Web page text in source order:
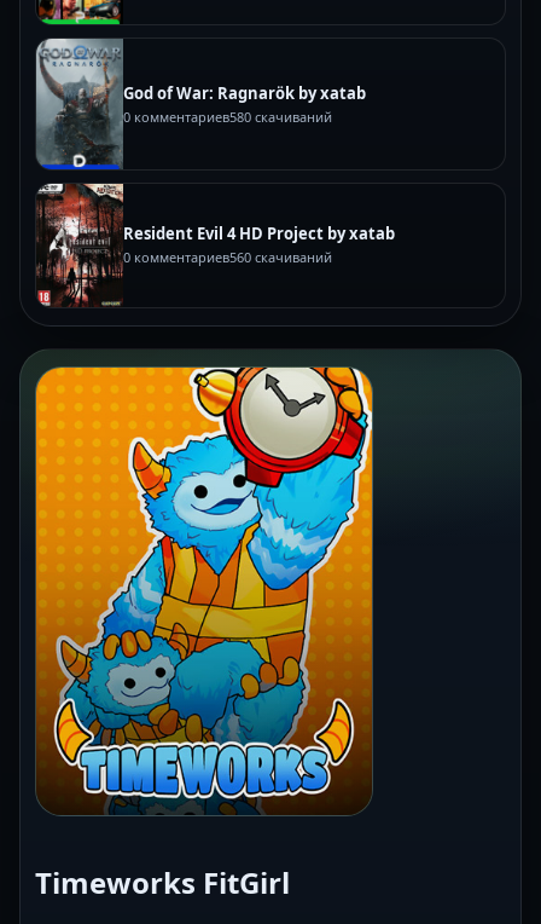
God of War: Ragnarök by xatab
0 комментариев580 скачиваний
Resident Evil 4 HD Project by xatab
0 комментариев560 скачиваний
Timeworks FitGirl